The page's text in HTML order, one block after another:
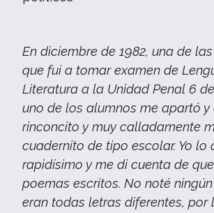
En diciembre de 1982, una de
que fui a tomar examen de
Literatura a la Unidad Penal 6
uno de los alumnos me apartó y
rinconcito y muy calladamente
cuadernito de tipo escolar. Yo lo
rapidísimo y me di cuenta de
poemas escritos. No noté
eran todas letras diferentes, por